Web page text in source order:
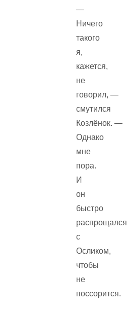
—
Ничего
такого
я,
кажется,
не
говорил, —
смутился
Козлёнок. —
Однако
мне
пора.
И
он
быстро
распрощался
с
Осликом,
чтобы
не
поссорится.